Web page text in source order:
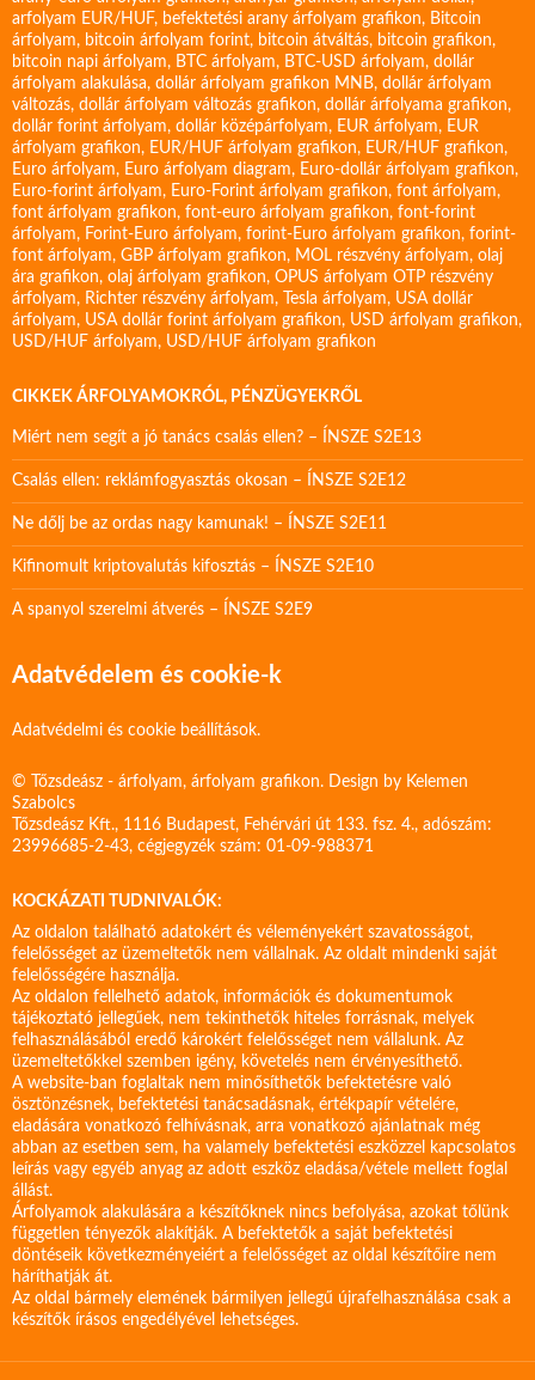
arfolyam EUR/HUF, befektetési arany árfolyam grafikon, Bitcoin
árfolyam, bitcoin árfolyam forint, bitcoin átváltás, bitcoin grafikon,
bitcoin napi árfolyam, BTC árfolyam, BTC-USD árfolyam, dollár
árfolyam alakulása, dollár árfolyam grafikon MNB, dollár árfolyam
változás, dollár árfolyam változás grafikon, dollár árfolyama grafikon,
dollár forint árfolyam, dollár középárfolyam, EUR árfolyam, EUR
árfolyam grafikon, EUR/HUF árfolyam grafikon, EUR/HUF grafikon,
Euro árfolyam, Euro árfolyam diagram, Euro-dollár árfolyam grafikon,
Euro-forint árfolyam, Euro-Forint árfolyam grafikon, font árfolyam,
font árfolyam grafikon, font-euro árfolyam grafikon, font-forint
árfolyam, Forint-Euro árfolyam, forint-Euro árfolyam grafikon, forint-
font árfolyam, GBP árfolyam grafikon, MOL részvény árfolyam, olaj
ára grafikon, olaj árfolyam grafikon, OPUS árfolyam OTP részvény
árfolyam, Richter részvény árfolyam, Tesla árfolyam, USA dollár
árfolyam, USA dollár forint árfolyam grafikon, USD árfolyam grafikon,
USD/HUF árfolyam, USD/HUF árfolyam grafikon
CIKKEK ÁRFOLYAMOKRÓL, PÉNZÜGYEKRŐL
Miért nem segít a jó tanács csalás ellen? – ÍNSZE S2E13
Csalás ellen: reklámfogyasztás okosan – ÍNSZE S2E12
Ne dőlj be az ordas nagy kamunak! – ÍNSZE S2E11
Kifinomult kriptovalutás kifosztás – ÍNSZE S2E10
A spanyol szerelmi átverés – ÍNSZE S2E9
Adatvédelem és cookie-k
Adatvédelmi és cookie beállítások.
© Tőzsdeász - árfolyam, árfolyam grafikon. Design by Kelemen
Szabolcs
Tőzsdeász Kft., 1116 Budapest, Fehérvári út 133. fsz. 4., adószám:
23996685-2-43, cégjegyzék szám: 01-09-988371
KOCKÁZATI TUDNIVALÓK:
Az oldalon található adatokért és véleményekért szavatosságot,
felelősséget az üzemeltetők nem vállalnak. Az oldalt mindenki saját
felelősségére használja.
Az oldalon fellelhető adatok, információk és dokumentumok
tájékoztató jellegűek, nem tekinthetők hiteles forrásnak, melyek
felhasználásából eredő károkért felelősséget nem vállalunk. Az
üzemeltetőkkel szemben igény, követelés nem érvényesíthető.
A website-ban foglaltak nem minősíthetők befektetésre való
ösztönzésnek, befektetési tanácsadásnak, értékpapír vételére,
eladására vonatkozó felhívásnak, arra vonatkozó ajánlatnak még
abban az esetben sem, ha valamely befektetési eszközzel kapcsolatos
leírás vagy egyéb anyag az adott eszköz eladása/vétele mellett foglal
állást.
Árfolyamok alakulására a készítőknek nincs befolyása, azokat tőlünk
független tényezők alakítják. A befektetők a saját befektetési
döntéseik következményeiért a felelősséget az oldal készítőire nem
háríthatják át.
Az oldal bármely elemének bármilyen jellegű újrafelhasználása csak a
készítők írásos engedélyével lehetséges.